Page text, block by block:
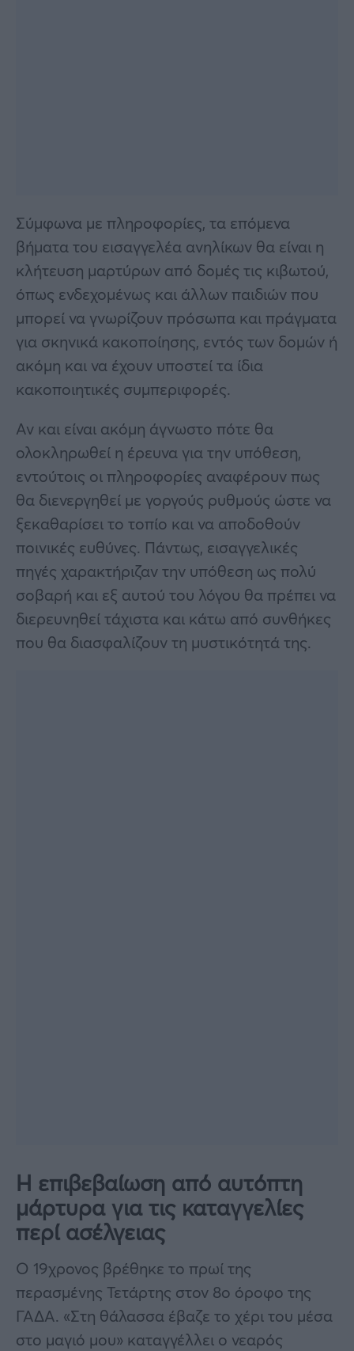
Σύμφωνα με πληροφορίες, τα επόμενα
βήματα του εισαγγελέα ανηλίκων θα είναι η
κλήτευση μαρτύρων από δομές τις κιβωτού,
όπως ενδεχομένως και άλλων παιδιών που
μπορεί να γνωρίζουν πρόσωπα και πράγματα
για σκηνικά κακοποίησης, εντός των δομών ή
ακόμη και να έχουν υποστεί τα ίδια
κακοποιητικές συμπεριφορές.
Αν και είναι ακόμη άγνωστο πότε θα
ολοκληρωθεί η έρευνα για την υπόθεση,
εντούτοις οι πληροφορίες αναφέρουν πως
θα διενεργηθεί με γοργούς ρυθμούς ώστε να
ξεκαθαρίσει το τοπίο και να αποδοθούν
ποινικές ευθύνες. Πάντως, εισαγγελικές
πηγές χαρακτήριζαν την υπόθεση ως πολύ
σοβαρή και εξ αυτού του λόγου θα πρέπει να
διερευνηθεί τάχιστα και κάτω από συνθήκες
που θα διασφαλίζουν τη μυστικότητά της.
Η επιβεβαίωση από αυτόπτη
μάρτυρα για τις καταγγελίες
περί ασέλγειας
Ο 19χρονος βρέθηκε το πρωί της
περασμένης Τετάρτης στον 8ο όροφο της
ΓΑΔΑ. «Στη θάλασσα έβαζε το χέρι του μέσα
στο μαγιό μου» καταγγέλλει ο νεαρός